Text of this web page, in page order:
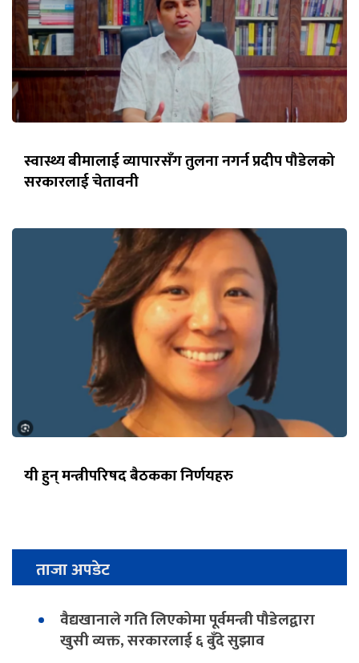
स्वास्थ्य बीमालाई व्यापारसँग तुलना नगर्न प्रदीप पौडेलको
सरकारलाई चेतावनी
यी हुन् मन्त्रीपरिषद बैठकका निर्णयहरु
ताजा अपडेट
वैद्यखानाले गति लिएकोमा पूर्वमन्त्री पौडेलद्वारा
खुसी व्यक्त, सरकारलाई ६ बुँदे सुझाव